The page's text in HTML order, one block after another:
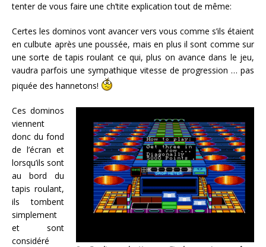
tenter de vous faire une ch’tite explication tout de même:
Certes les dominos vont avancer vers vous comme s’ils étaient
en culbute après une poussée, mais en plus il sont comme sur
une sorte de tapis roulant ce qui, plus on avance dans le jeu,
vaudra parfois une sympathique vitesse de progression … pas
piquée des hannetons!
Ces dominos
viennent
donc du fond
de l’écran et
lorsqu’ils sont
au bord du
tapis roulant,
ils tombent
simplement
et sont
considéré